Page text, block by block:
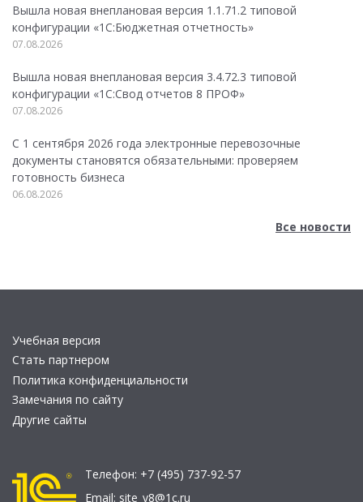
Вышла новая внеплановая версия 1.1.71.2 типовой
конфигурации «1C:Бюджетная отчетность»
07.08.2026
Вышла новая внеплановая версия 3.4.72.3 типовой
конфигурации «1C:Свод отчетов 8 ПРОФ»
07.08.2026
С 1 сентября 2026 года электронные перевозочные
документы становятся обязательными: проверяем
готовность бизнеса
06.08.2026
Все новости
Учебная версия
Стать партнером
Политика конфиденциальности
Замечания по сайту
Другие сайты
Телефон: +7 (495) 737-92-57
Email: site_v8@1c.ru